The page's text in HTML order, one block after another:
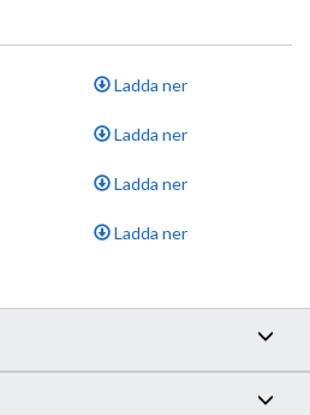
Ladda ner
Ladda ner
Ladda ner
Ladda ner